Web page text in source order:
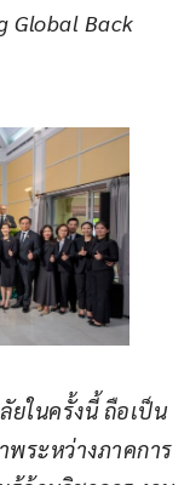
Global Back
ในครั้งนี้ ถือเป็น
ระหว่างภาคการ